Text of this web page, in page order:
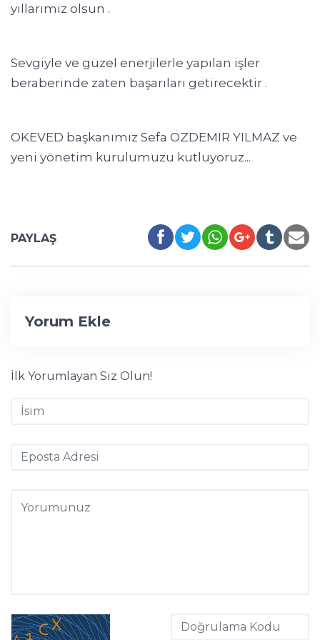
yıllarımız olsun .
Sevgiyle ve güzel enerjilerle yapılan işler
beraberinde zaten başarıları getirecektir .
OKEVED başkanımız Sefa OZDEMIR YILMAZ ve
yeni yönetim kurulumuzu kutluyoruz...
PAYLAŞ
Yorum Ekle
İlk Yorumlayan Siz Olun!